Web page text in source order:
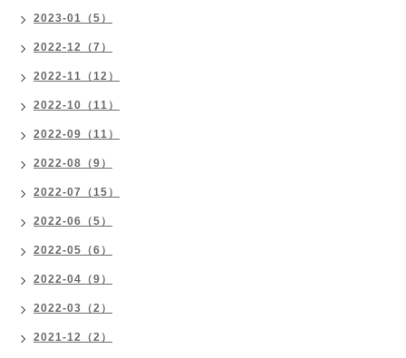
2023-01（5）
2022-12（7）
2022-11（12）
2022-10（11）
2022-09（11）
2022-08（9）
2022-07（15）
2022-06（5）
2022-05（6）
2022-04（9）
2022-03（2）
2021-12（2）